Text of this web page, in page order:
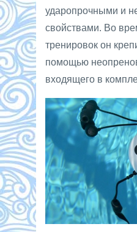
ударопрочными и
свойствами. Во
тренировок он
помощью
входящего в